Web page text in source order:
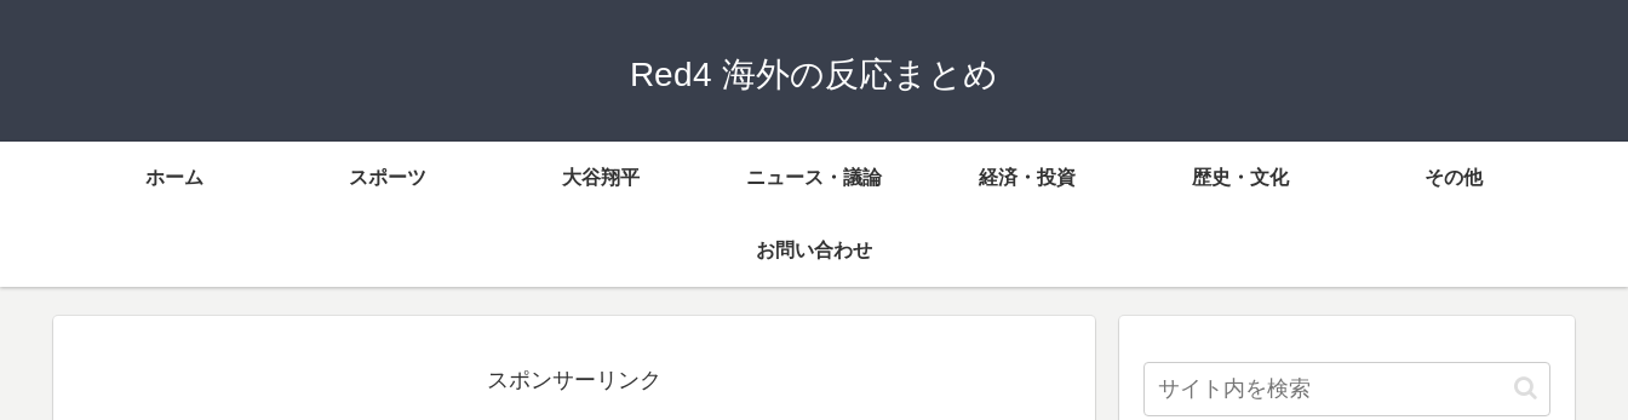
Red4 海外の反応まとめ
ホーム スポーツ 大谷翔平 ニュース・議論 経済・投資 歴史・文化 その他
お問い合わせ
スポンサーリンク